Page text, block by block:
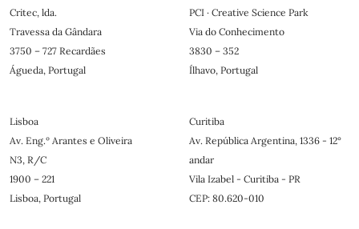
Critec, lda.
Travessa da Gândara
3750 – 727 Recardães
Águeda, Portugal
PCI · Creative Science Park
Via do Conhecimento
3830 – 352
Ílhavo, Portugal
Lisboa
Av. Eng.º Arantes e Oliveira
N3, R/C
1900 – 221
Lisboa, Portugal
Curitiba
Av. República Argentina, 1336 - 12°
andar
Vila Izabel - Curitiba - PR
CEP: 80.620-010